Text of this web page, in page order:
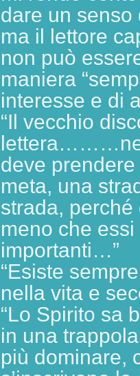
dare un senso
ma il lettore
non può
maniera
interesse e di
“Il vecchio
lettera………nel
deve
meta, una
strada,
meno che
importanti…”
“Esiste
nella vita e
“Lo Spirito sa
in una
più dominare,